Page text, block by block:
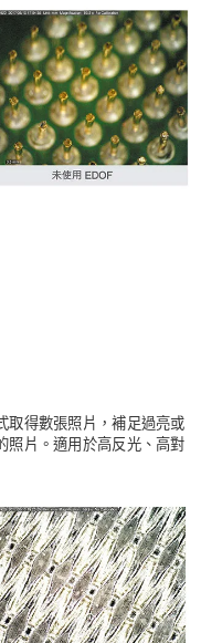
取得數張照片，補足過亮或
照片。適用於高反光、高對